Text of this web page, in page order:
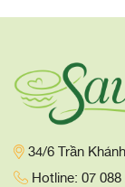
34/6 Trần
Hotline: 07 088